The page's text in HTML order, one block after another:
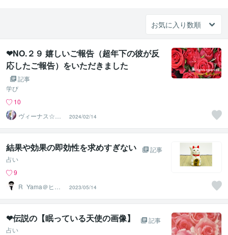
❤NO.２９ 嬉しいご報告（超年下の彼が反
応したご報告）をいただきました
記事
学び
10
ヴィーナス☆パ
ワー
2024/02/14
結果や効果の即効性を求めすぎない
記事
占い
9
R_Yama＠ヒー
2023/05/14
❤伝説の【眠っている天使の画像】
記事
占い